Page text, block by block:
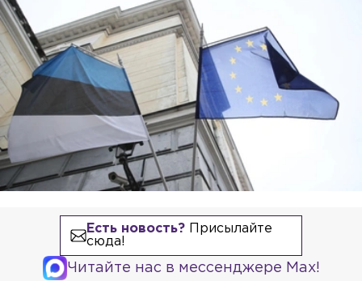
Есть новость?Присылайте
сюда!
Читайте нас в мессенджере Max!